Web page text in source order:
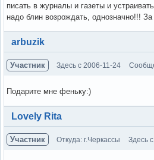
писать в журналы и газеты и
надо блин возрождать, однозначно!!!
Вне форума
arbuzik
Участник Здесь с 2006-11-24
Подарите мне феньку:)
Вне форума
Lovely Rita
Участник Откуда: г.Черкассы Здесь